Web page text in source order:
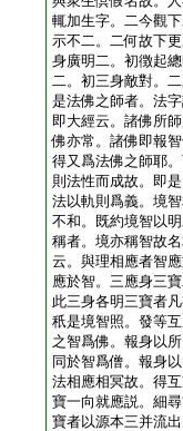
輒加生字。二今觀
示不二。二何故下
身廣明二。初徴起
二。初三身敵對。
是法佛之師者。法
即大經云。諸佛所
佛亦常。諸佛即報
得又爲法佛之師耶
則法性而成故。即
法以軌則爲義。境
不和。既約境智以
稱者。境亦稱智故
云。與理相應者智
應於智。三應身三
此三身各明三寶者
秖是境智照。發等
之智爲佛。報身以
同於智爲僧。報身
法相應相冥故。得
寶一向就應説。細
寶者以源本三并流